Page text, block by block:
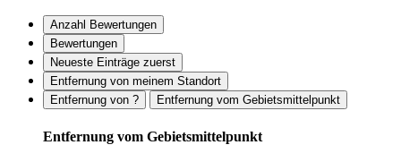
Anzahl Bewertungen
Bewertungen
Neueste Einträge zuerst
Entfernung von meinem Standort
Entfernung von ?
Entfernung vom Gebietsmittelpunkt
Entfernung vom Gebietsmittelpunkt